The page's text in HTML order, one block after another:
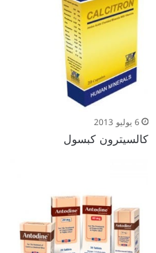
6 يوليو 2013
كالسيترون كبسول